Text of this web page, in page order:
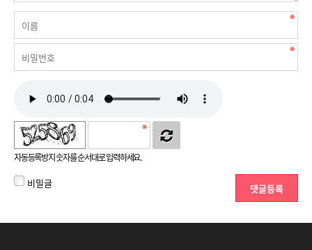
자동등록방지 숫자를 순서대로 입력하세요.
비밀글